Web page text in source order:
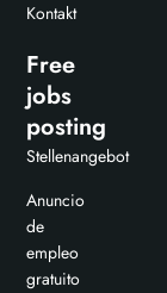
Kontakt
Free
jobs
posting
Stellenangebot
Anuncio
de
empleo
gratuito